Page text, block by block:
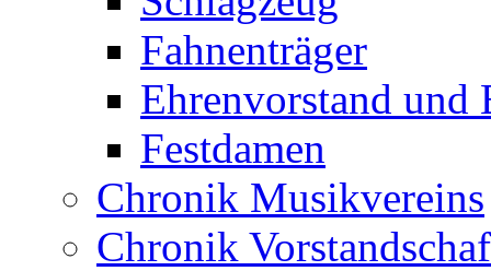
Fahnenträger
Ehrenvorstand und
Festdamen
Chronik Musikvereins
Chronik